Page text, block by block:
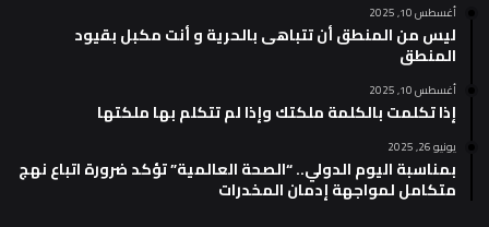
أغسطس 10, 2025
ليس من المنطق أن تتباهى بالحرية و أنت مكبل بقيود
المنطق
أغسطس 10, 2025
إذا تكلمت بالكلمة ملكتك وإذا لم تتكلم بها ملكتها
يونيو 26, 2025
بمناسبة اليوم الدولي.. “الصحة العالمية” تؤكد ضرورة اتباع نهج
متكامل لمواجهة إدمان المخدرات